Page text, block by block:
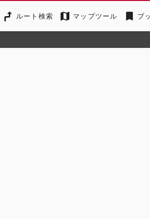
ルート検索 map マップツール bookmark ブ